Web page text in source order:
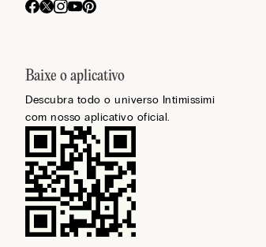
Baixe o aplicativo
Descubra todo o universo Intimissimi
com nosso aplicativo oficial.